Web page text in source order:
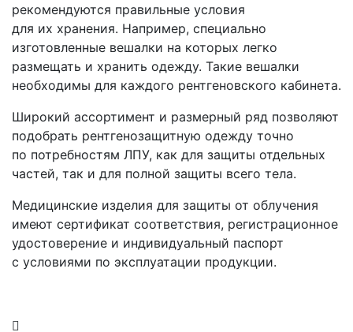
рекомендуются правильные условия
для их хранения. Например, специально
изготовленные вешалки на которых легко
размещать и хранить одежду. Такие вешалки
необходимы для каждого рентгеновского кабинета.
Широкий ассортимент и размерный ряд позволяют
подобрать рентгенозащитную одежду точно
по потребностям ЛПУ, как для защиты отдельных
частей, так и для полной защиты всего тела.
Медицинские изделия для защиты от облучения
имеют сертификат соответствия, регистрационное
удостоверение и индивидуальный паспорт
с условиями по эксплуатации продукции.